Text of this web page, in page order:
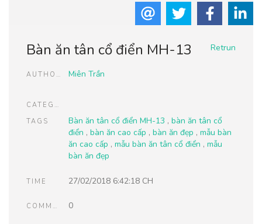
Retrun
Bàn ăn tân cổ điển MH-13
AUTHOR Miên Trần
CATEGORIES
TAGS
Bàn ăn tân cổ điển MH-13 , bàn ăn tân cổ
điển , bàn ăn cao cấp , bàn ăn đẹp , mẫu bàn
ăn cao cấp , mẫu bàn ăn tân cổ điển , mẫu
bàn ăn đẹp
TIME 27/02/2018 6:42:18 CH
COMMENTS 0